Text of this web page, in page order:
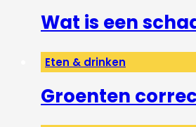
Wat is een
Eten & drinken
Groenten